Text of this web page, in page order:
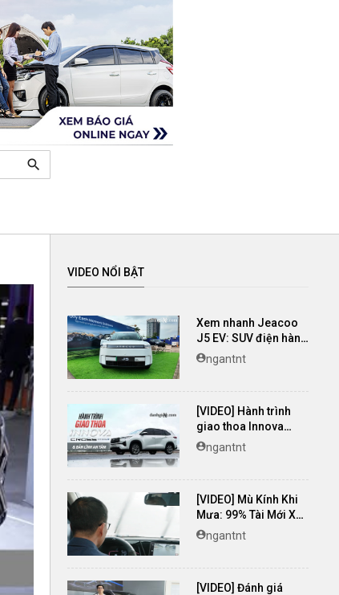
search
VIDEO NỔI BẬT
Xem nhanh Jeacoo
J5 EV: SUV điện hàng
B có giá chỉ 699 triệu
ngantnt
[VIDEO] Hành trình
giao thoa Innova
Cross Hybrid & Bản
lĩnh an tâm
ngantnt
[VIDEO] Mù Kính Khi
Mưa: 99% Tài Mới Xử
Lý SAI!
ngantnt
[VIDEO] Đánh giá